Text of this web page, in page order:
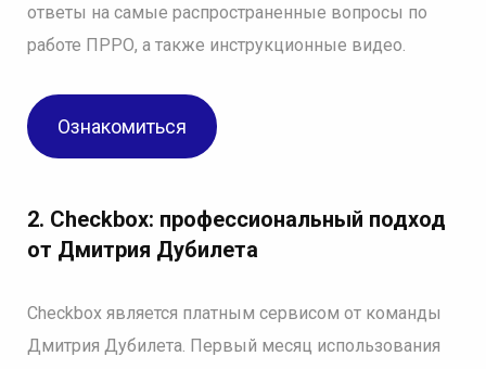
ответы на самые распространенные вопросы по
работе ПРРО, а также инструкционные видео.
Ознакомиться
2. Checkbox: профессиональный подход
от Дмитрия Дубилета
Checkbox является платным сервисом от команды
Дмитрия Дубилета. Первый месяц использования